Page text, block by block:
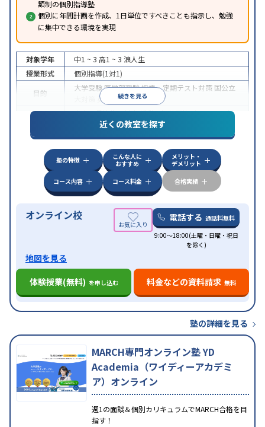
額制の個別指導塾
個別に年間計画を作成、1日単位ですべきことも指示し、勉強
に集中できる環境を実現
続きを見る
対象学年 中1 ~ 3 高1 ~ 3 浪人生
授業形式
個別指導(1対1)
目的
大学受験医学部受験授業・定期テスト対策 国公立
英検(英語検定)対策
中高一貫校生に対応授業の振替可能オンライン対
自習室あり
近くの教室を探す
塾の特徴
こんな人に
おすすめ
メリット・
デメリット
コース内容
コース料金 合格実績
オンライン校 電話する 通話料無料
9:00～18:00(土曜・日曜・祝日
を除く)
地図を見る
体験授業(無料) を申し込む 料金などの資料請求 無料
塾の詳細を見る
MARCH専門オンライン塾 YD
Academia（ワイディーアカデミ
ア）オンライン
週1の面談＆個別カリキュラムでMARCH合格を目
指す！